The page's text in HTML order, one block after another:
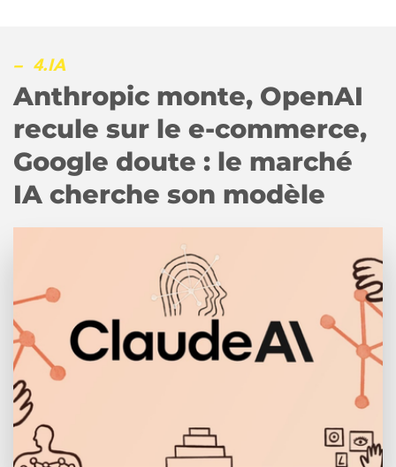
– 4.IA
Anthropic monte, OpenAI
recule sur le e-commerce,
Google doute : le marché
IA cherche son modèle